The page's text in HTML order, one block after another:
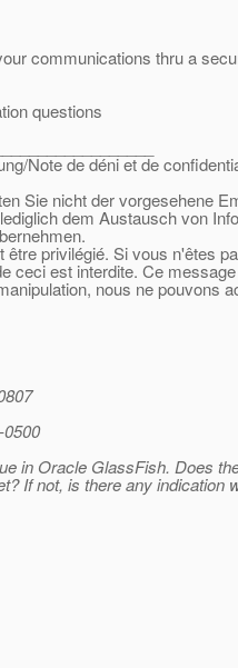
communications thru a
questions
Note de déni et de
Sie nicht der vorgesehene
dem Austausch von
privilégié. Si vous n'êtes
ceci est interdite. Ce
nous ne pouvons
in Oracle GlassFish. Does
If not, is there any indication